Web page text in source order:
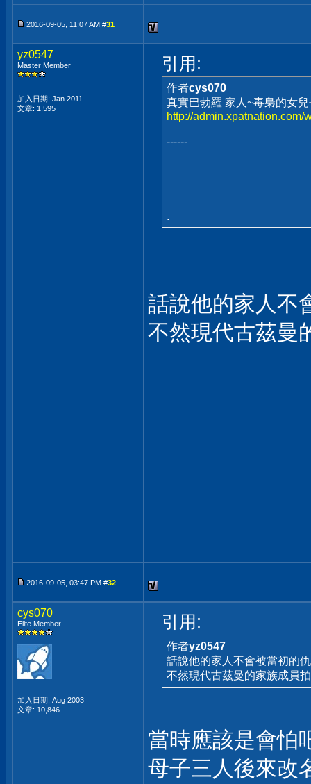
2016-09-05, 11:07 AM #31
yz0547
Master Member
加入日期: Jan 2011
文章: 1,595
引用:
作者cys070
真實巴勃羅 家人~毒梟的女
http://admin.xpatnation.com/
------
.
話說他的家人不
不然現代古茲曼
2016-09-05, 03:47 PM #32
cys070
Elite Member
加入日期: Aug 2003
文章: 10,846
引用:
作者yz0547
話說他的家人不會被當初的
不然現代古茲曼的家族成員
當時應該是會怕
母子三人後來改